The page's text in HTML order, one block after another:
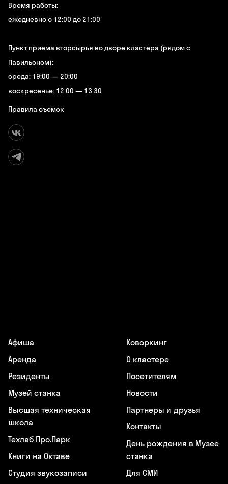
Время работы:
ежедневно с 12:00 до 21:00
Пункт приема вторсырья во дворе кластера (рядом с
Павильоном):
среда: 19:00 — 20:00
воскресенье: 12:00 — 13:30
Правила съемок
Афиша
Аренда
Резиденты
Музей станка
Высшая техническая
школа
Техлаб Про.Парк
Книги на Октаве
Студия звукозаписи
Коворкинг
О кластере
Посетителям
Новости
Партнеры и друзья
Контакты
День рождения в Музее
станка
Для СМИ